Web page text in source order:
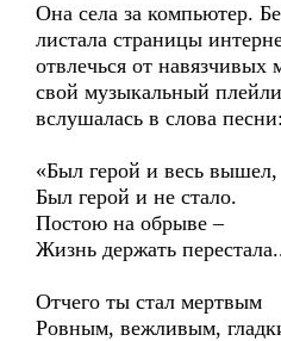
Она села за компьютер.
листала страницы
отвлечься от навязчивых
свой музыкальный
вслушалась в слова песни:
«Был герой и весь вышел,
Был герой и не стало.
Постою на обрыве –
Жизнь держать
Отчего ты стал мертвым
Ровным, вежливым,